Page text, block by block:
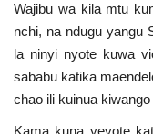
French Arabic
Wajibu wa kila mtu
nchi, na ndugu yangu
la ninyi nyote kuwa
sababu katika
chao ili kuinua